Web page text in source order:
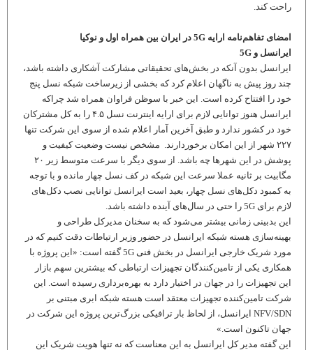
راحت کند.
امضای تفاهم‌نامه ارایه 5G در ایران بین همراه اول و نوکیا
ایرانسل و 5G
ایرانسل بدون آنکه در بخش‌های تحقیقاتی مشارکت آشکاری داشته باشد،
چند روز پیش به ناگهان اعلام کرد که بخشی از زیرساخت شبکه نسل پنج
خود را افتتاح کرده است. این خبر با سوظن فراوان همراه شد چراکه
ایرانسل هنوز توانایی لازم برای ارایه اینترنت نسل ۴.۵ را به کل مشترکان
خود در کشور ندارد و طبق آخرین آمار اعلام شده از سوی این شرکت تنها
۲۲۷ شهر از این امکان برخوردارند. مشخص نیست وضعیت کیفیت و
پوشش در این شهرها چه باشد. از سوی دیگر با سرعت متوسط زیر ۲۰
مگابیت بر ثانیه عملا سرعت این شبکه در کف نسل چهار مانده و با توجه
به کمبود دکل‌های نسل چهار، بعید است ایرانسل توانایی نصب دکل‌های
لازم برای 5G را حتی در سال‌های آینده داشته باشد.
این بدبینی زمانی بیشتر می‌شود که به سخنان مدیرکل طراحی و
بهینه‌سازی هسته شبکه ایرانسل در حضور وزیر ارتباطات دقت کنیم که در
مورد شریک خارجی ایرانسل در بخش فنی 5G گفته است: «این پروژه با
همکاری یکی از تامین‌کنندگان تجهیزات ارتباطی که بیشترین سهم بازار
این تجهیزات را در جهان در اختیار دارد به بهره‌برداری رسیده است. این
شرکت تامین‌کننده تجهیزات معتقد است هسته شبکه ابری مبتنی بر
NFV/SDN ایرانسل، از لحاظ بار ترافیکی بزرگ‌ترین پروژه این شرکت در
جهان تاکنون است.»
این گفته مدیر کل ایرانسل به این معناست که نه تنها هویت شریک این